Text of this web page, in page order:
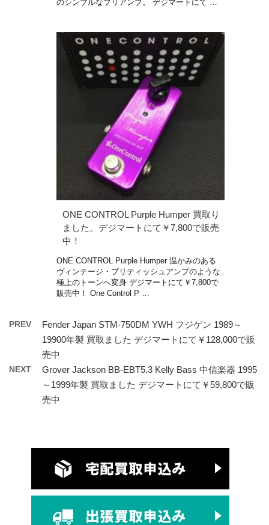
のシンプルなプリアンプ。 デジマートにて …
ONE CONTROL Purple Humper 買取り
ました。デジマートにて￥7,800で販売
中！
ONE CONTROL Purple Humper 温かみのある
ヴィンテージ・ブリティッシュアンプのような
極上のトーンへ変身 デジマートにて￥7,800で
販売中！ One Control P …
PREV
Fender Japan STM-750DM YWH フジゲン 1989～
19900年製 買取ました デジマートにて￥128,000で販
売中
NEXT
Grover Jackson BB-EBT5.3 Kelly Bass 中信楽器 1995
～1999年製 買取ました デジマートにて￥59,800で販
売中